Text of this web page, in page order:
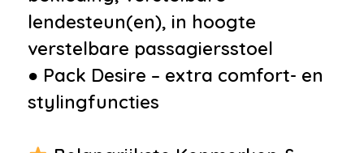
neerklapbaar
•Achterbank met armsteun en
skiluik
•Armsteun voor
•Bestuurdersstoel in hoogte
lendesteun(en), in hoogte
verstelbare passagiersstoel
● Pack Desire – extra comfort- en
stylingfuncties